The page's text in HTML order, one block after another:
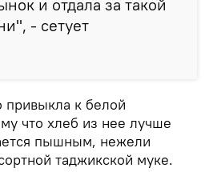
и отдала за такой
- сетует
привыкла к белой
что хлеб из нее лучше
пышным, нежели
таджикской муке.